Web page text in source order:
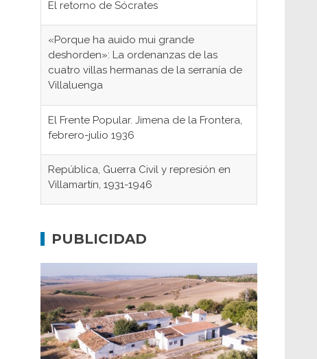
El retorno de Sócrates
«Porque ha auido mui grande
deshorden»: La ordenanzas de las
cuatro villas hermanas de la serranía de
Villaluenga
El Frente Popular. Jimena de la Frontera,
febrero-julio 1936
República, Guerra Civil y represión en
Villamartín, 1931-1946
concentración nazis
fundaciones de Bornos
El Frente Popular. Ubrique, febrero-julio
1936
PUBLICIDAD